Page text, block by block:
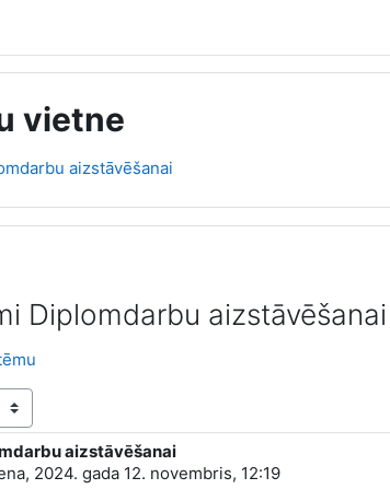
vietne
aizstāvēšanai
Diplomdarbu aizstāvēšanai
aizstāvēšanai
2024. gada 12. novembris, 12:19